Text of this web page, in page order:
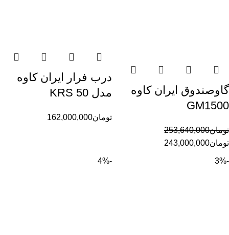
گاوصندوق ایران کاوه
GM1500
تومان253,640,000
تومان243,000,000
درب فرار ایران کاوه
مدل 50 KRS
تومان162,000,000
-3%
-4%